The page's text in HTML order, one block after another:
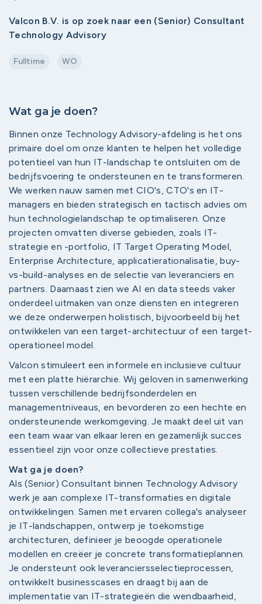
Valcon B.V. is op zoek naar een (Senior) Consultant
Technology Advisory
Fulltime WO
Wat ga je doen?
Binnen onze Technology Advisory-afdeling is het ons
primaire doel om onze klanten te helpen het volledige
potentieel van hun IT-landschap te ontsluiten om de
bedrijfsvoering te ondersteunen en te transformeren.
We werken nauw samen met CIO's, CTO's en IT-
managers en bieden strategisch en tactisch advies om
hun technologielandschap te optimaliseren. Onze
projecten omvatten diverse gebieden, zoals IT-
strategie en -portfolio, IT Target Operating Model,
Enterprise Architecture, applicatierationalisatie, buy-
vs-build-analyses en de selectie van leveranciers en
partners. Daarnaast zien we AI en data steeds vaker
onderdeel uitmaken van onze diensten en integreren
we deze onderwerpen holistisch, bijvoorbeeld bij het
ontwikkelen van een target-architectuur of een target-
operationeel model.
Valcon stimuleert een informele en inclusieve cultuur
met een platte hiërarchie. Wij geloven in samenwerking
tussen verschillende bedrijfsonderdelen en
managementniveaus, en bevorderen zo een hechte en
ondersteunende werkomgeving. Je maakt deel uit van
een team waar van elkaar leren en gezamenlijk succes
essentieel zijn voor onze collectieve prestaties.
Wat ga je doen?
Als (Senior) Consultant binnen Technology Advisory
werk je aan complexe IT-transformaties en digitale
ontwikkelingen. Samen met ervaren collega's analyseer
je IT-landschappen, ontwerp je toekomstige
architecturen, definieer je beoogde operationele
modellen en creëer je concrete transformatieplannen.
Je ondersteunt ook leveranciersselectieprocessen,
ontwikkelt businesscases en draagt ​​bij aan de
implementatie van IT-strategieën die wendbaarheid,